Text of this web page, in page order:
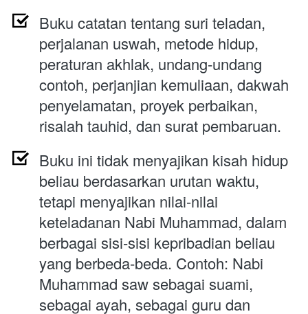
Buku catatan tentang suri teladan,
perjalanan uswah, metode hidup,
peraturan akhlak, undang-undang
contoh, perjanjian kemuliaan, dakwah
penyelamatan, proyek perbaikan,
risalah tauhid, dan surat pembaruan.
Buku ini tidak menyajikan kisah hidup
beliau berdasarkan urutan waktu,
tetapi menyajikan nilai-nilai
keteladanan Nabi Muhammad, dalam
berbagai sisi-sisi kepribadian beliau
yang berbeda-beda. Contoh: Nabi
Muhammad saw sebagai suami,
sebagai ayah, sebagai guru dan